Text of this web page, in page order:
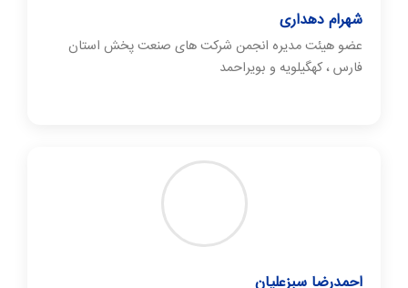
شهرام دهداری
عضو هیئت مدیره انجمن شرکت های صنعت پخش استان
فارس ، کهگیلویه و بویراحمد
احمدرضا سبزعلیان